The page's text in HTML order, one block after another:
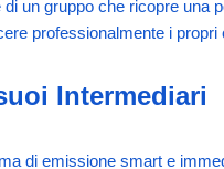
di un gruppo che ricopre
professionalmente i propri
Intermediari
di emissione smart e